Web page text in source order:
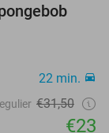
22 min.
€31,50
€23